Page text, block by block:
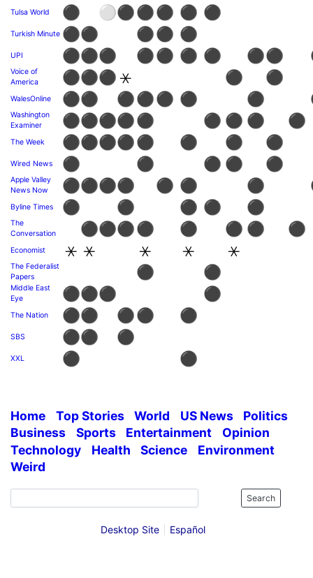
Tulsa World ⚫ ⚪⚫⚫⚫ ⚫ ⚫
Turkish Minute ⚫⚫ ⚫⚫ ⚫
UPI ⚫⚫⚫ ⚫⚫ ⚫ ⚫ ⚫⚫
Voice of
America
⚫⚫⚫ ⚹ ⚫ ⚫
WalesOnline ⚫⚫ ⚫⚫⚫ ⚫ ⚫
Washington
Examiner
⚫⚫⚫⚫⚫ ⚫ ⚫ ⚫ ⚫
The Week ⚫⚫⚫⚫⚫ ⚫ ⚫ ⚫
Wired News ⚫ ⚫ ⚫ ⚫ ⚫
Apple Valley
News Now
⚫⚫⚫⚫ ⚫ ⚫ ⚫
Byline Times ⚫ ⚫ ⚫ ⚫ ⚫
The
Conversation
⚫⚫⚫⚫ ⚫ ⚫ ⚫ ⚫
Economist ⚹ ⚹ ⚹ ⚹ ⚹
The Federalist
Papers
⚫ ⚫
Middle East
Eye
⚫⚫⚫ ⚫
The Nation ⚫⚫ ⚫⚫ ⚫
SBS ⚫⚫ ⚫
XXL ⚫ ⚫
Home Top Stories World US News
Politics
Business
Sports Entertainment
Opinion
Technology
Health Science
Environment
Weird
Search
Desktop Site Español